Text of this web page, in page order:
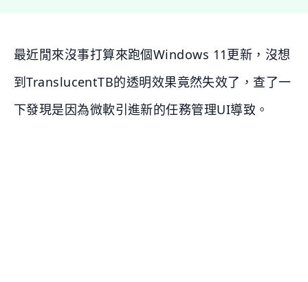
最近閒來沒事打算來跑個Windows 11更新，沒想
到TranslucentTB的透明效果竟然失效了，查了一
下發現是因為微軟引進新的任務管理UI導致。